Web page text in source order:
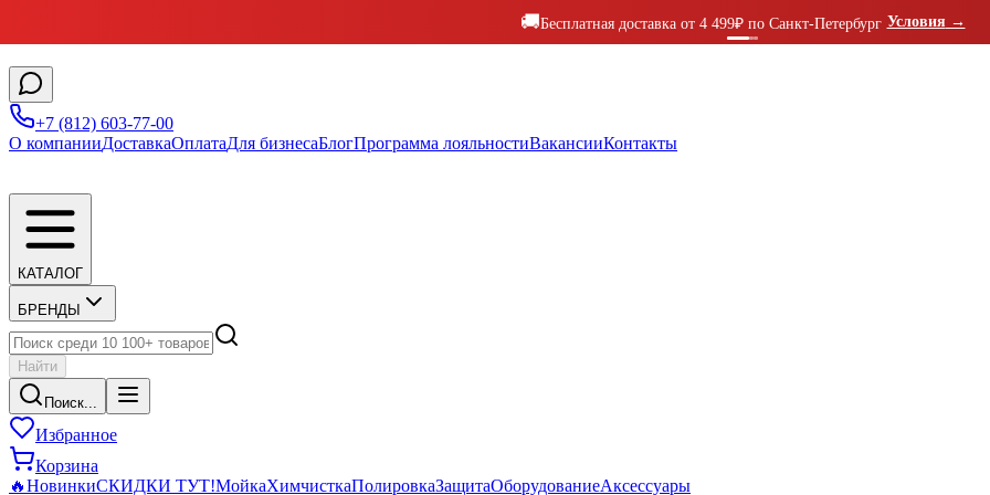
🚚Бесплатная доставка от 4 499₽ по Санкт-Петербург Условия →
+7 (812) 603-77-00
О компанииДоставкаОплатаДля бизнесаБлогПрограмма лояльностиВакансииКонтакты
КАТАЛОГ
БРЕНДЫ
Найти
Поиск...
Избранное
Корзина
🔥НовинкиСКИДКИ ТУТ!МойкаХимчисткаПолировкаЗащитаОборудованиеАксессуары